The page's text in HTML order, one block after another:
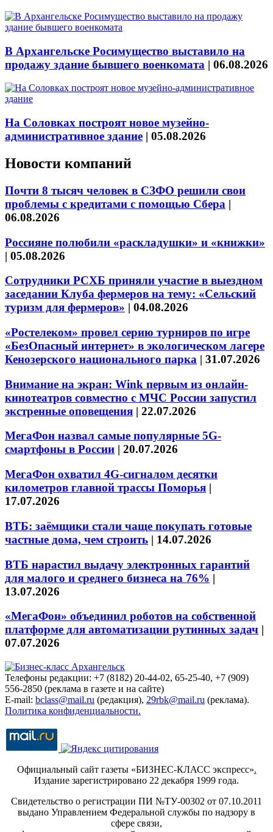
В Архангельске Росимущество выставило на
продажу здание бывшего военкомата | 06.08.2026
На Соловках построят новое музейно-
административное здание | 05.08.2026
Новости компаний
Почти 8 тысяч человек в СЗФО решили свои
проблемы с кредитами с помощью Сбера |
06.08.2026
Россияне полюбили «раскладушки» и «книжки»
| 05.08.2026
Сотрудники РСХБ приняли участие в выездном
заседании Клуба фермеров на тему: «Сельский
туризм для фермеров» | 04.08.2026
«Ростелеком» провел серию турниров по игре
«БезОпасный интернет» в экологическом лагере
Кенозерского национального парка | 31.07.2026
Внимание на экран: Wink первым из онлайн-
кинотеатров совместно с МЧС России запустил
экстренные оповещения | 22.07.2026
МегаФон назвал самые популярные 5G-
смартфоны в России | 20.07.2026
МегаФон охватил 4G-сигналом десятки
километров главной трассы Поморья |
17.07.2026
ВТБ: заёмщики стали чаще покупать готовые
частные дома, чем строить | 14.07.2026
ВТБ нарастил выдачу электронных гарантий
для малого и среднего бизнеса на 76% |
13.07.2026
«МегаФон» объединил роботов на собственной
платформе для автоматизации рутинных задач |
07.07.2026
Телефоны редакции: +7 (8182) 20-44-02, 65-25-40, +7 (909)
556-2850 (реклама в газете и на сайте)
E-mail: bclass@mail.ru (редакция), 29rbk@mail.ru (реклама).
Политика конфиденциальности.
Официальный сайт газеты «БИЗНЕС-КЛАСС экспресс».
Издание зарегистрировано 22 декабря 1999 года.
Свидетельство о регистрации ПИ №ТУ-00302 от 07.10.2011
выдано Управлением Федеральной службы по надзору в
сфере связи,